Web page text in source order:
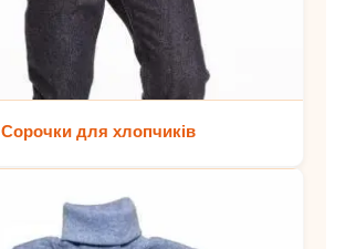
Сорочки для хлопчиків